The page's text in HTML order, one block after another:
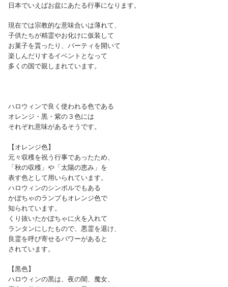
日本でいえばお盆にあたる行事になります。
現在では宗教的な意味合いは薄れて、
子供たちが精霊やお化けに仮装して
お菓子を貰ったり、パーティを開いて
楽しんだりするイベントとなって
多くの国で親しまれています。
ハロウィンで良く使われる色である
オレンジ・黒・紫の３色には
それぞれ意味があるそうです。
【オレンジ色】
元々収穫を祝う行事であったため、
「秋の収穫」や「太陽の恵み」を
表す色として用いられています。
ハロウィンのシンボルでもある
かぼちゃのランプもオレンジ色で
知られています。
くり抜いたかぼちゃに火を入れて
ランタンにしたもので、悪霊を退け、
良霊を呼び寄せるパワーがあると
されています。
【黒色】
ハロウィンの黒は、夜の闇、魔女、